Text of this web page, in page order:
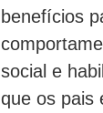
benefícios
social e
que os pais